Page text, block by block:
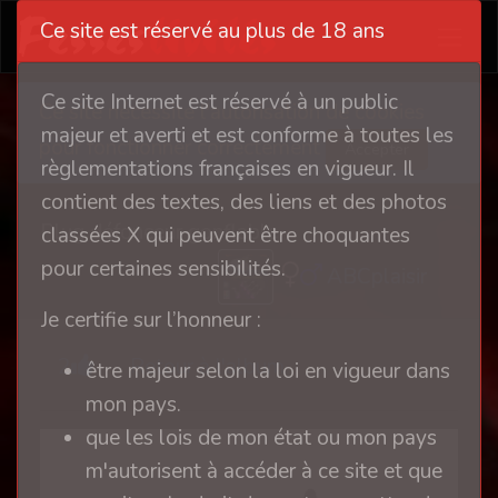
Ce site nécessite l'autorisation de cookies
pour fonctionner correctement
Accepter
Plug défonceur gonflable
2 Retour à l'album
Ce site est réservé au plus de 18 ans
Ce site Internet est réservé à un public
majeur et averti et est conforme à toutes les
règlementations françaises en vigueur. Il
contient des textes, des liens et des photos
classées X qui peuvent être choquantes
pour certaines sensibilités.
Je certifie sur l’honneur :
être majeur selon la loi en vigueur dans
mon pays.
que les lois de mon état ou mon pays
m'autorisent à accéder à ce site et que